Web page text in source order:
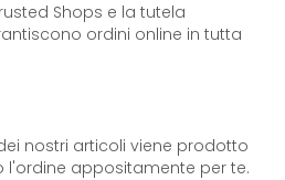
Shops e la tutela
ordini online in tutta
nostri articoli viene prodotto
l'ordine appositamente per te.